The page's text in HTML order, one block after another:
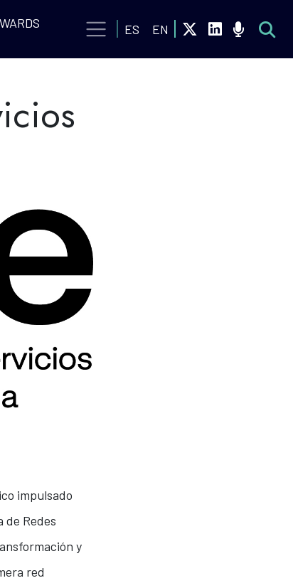
ES EN
impulsado
Redes
y
red